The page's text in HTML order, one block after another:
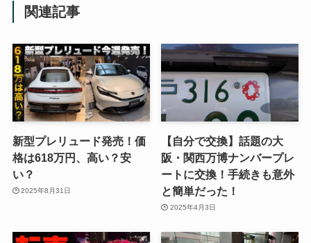
関連記事
新型プレリュード発売！価
格は618万円、高い？安
い？
2025年8月31日
【自分で交換】話題の大
阪・関西万博ナンバープレ
ートに交換！手続きも意外
と簡単だった！
2025年4月3日